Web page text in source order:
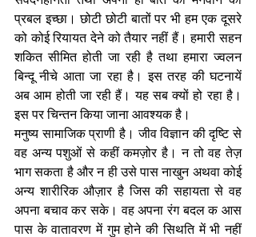
प्रबल इच्छा। छोटी छोटी बातों पर भी हम एक दूसरे
को कोई रियायत देने को तैयार नहीं हैं। हमारी सहन
शकित सीमित होती जा रही है तथा हमारा ज्वलन
बिन्दू नीचे आता जा रहा है। इस तरह की घटनायें
अब आम होती जा रही हैं। यह सब क्यों हो रहा है।
इस पर चिन्तन किया जाना आवश्यक है।
मनुष्य सामाजिक प्राणी है। जीव विज्ञान की दृष्टि से
वह अन्य पशुओं से कहीं कमज़ोर है। न तो वह तेज़
भाग सकता है और न ही उसे पास नाखुन अथवा कोई
अन्य शारीरिक औज़ार है जिस की सहायता से वह
अपना बचाव कर सके। वह अपना रंग बदल क आस
पास के वातावरण में गुम होने की सिथति में भी नहीं